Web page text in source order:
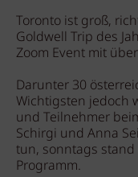
Toronto ist groß,
Goldwell Trip des
Zoom Event mit
Darunter 30
Wichtigsten jedoch
und Teilnehmer
Schirgi und Anna
tun, sonntags
Programm.